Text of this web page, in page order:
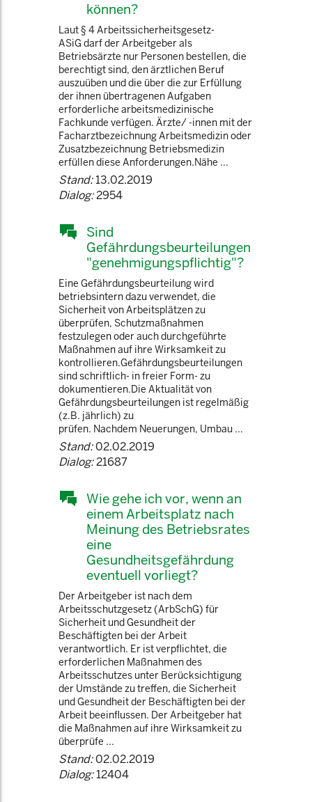
können?
Laut § 4 Arbeitssicherheitsgesetz-
ASiG darf der Arbeitgeber als
Betriebsärzte nur Personen bestellen, die
berechtigt sind, den ärztlichen Beruf
auszuüben und die über die zur Erfüllung
der ihnen übertragenen Aufgaben
erforderliche arbeitsmedizinische
Fachkunde verfügen. Ärzte/ -innen mit der
Facharztbezeichnung Arbeitsmedizin oder
Zusatzbezeichnung Betriebsmedizin
erfüllen diese Anforderungen.Nähe ...
Stand:13.02.2019
Dialog:2954
Sind
Gefährdungsbeurteilungen
"genehmigungspflichtig"?
Eine Gefährdungsbeurteilung wird
betriebsintern dazu verwendet, die
Sicherheit von Arbeitsplätzen zu
überprüfen, Schutzmaßnahmen
festzulegen oder auch durchgeführte
Maßnahmen auf ihre Wirksamkeit zu
kontrollieren.Gefährdungsbeurteilungen
sind schriftlich- in freier Form- zu
dokumentieren.Die Aktualität von
Gefährdungsbeurteilungen ist regelmäßig
(z.B. jährlich) zu
prüfen. Nachdem Neuerungen, Umbau ...
Stand:02.02.2019
Dialog:21687
Wie gehe ich vor, wenn an
einem Arbeitsplatz nach
Meinung des Betriebsrates
eine
Gesundheitsgefährdung
eventuell vorliegt?
Der Arbeitgeber ist nach dem
Arbeitsschutzgesetz (ArbSchG) für
Sicherheit und Gesundheit der
Beschäftigten bei der Arbeit
verantwortlich. Er ist verpflichtet, die
erforderlichen Maßnahmen des
Arbeitsschutzes unter Berücksichtigung
der Umstände zu treffen, die Sicherheit
und Gesundheit der Beschäftigten bei der
Arbeit beeinflussen. Der Arbeitgeber hat
die Maßnahmen auf ihre Wirksamkeit zu
überprüfe ...
Stand:02.02.2019
Dialog:12404